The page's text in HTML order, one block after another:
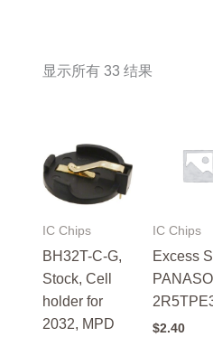
显示所有 33 结果
IC Chips
BH32T-C-G,
Stock, Cell
holder for
2032, MPD
IC Chips
Excess
$2.40